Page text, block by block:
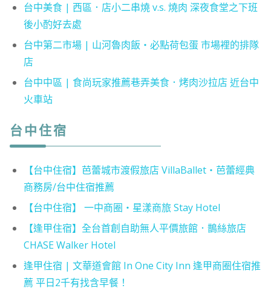
台中美食 | 西區．店小二串燒 v.s. 燒肉 深夜食堂之下班
後小酌好去處
台中第二市場 | 山河魯肉飯・必點荷包蛋 市場裡的排隊
店
台中中區 | 食尚玩家推薦巷弄美食．烤肉沙拉店 近台中
火車站
台中住宿
【台中住宿】芭蕾城市渡假旅店 VillaBallet・芭蕾經典
商務房/台中住宿推薦
【台中住宿】 一中商圈‧星漾商旅 Stay Hotel
【逢甲住宿】全台首創自助無人平價旅館．鵲絲旅店
CHASE Walker Hotel
逢甲住宿 | 文華道會館 In One City Inn 逢甲商圈住宿推
薦 平日2千有找含早餐！